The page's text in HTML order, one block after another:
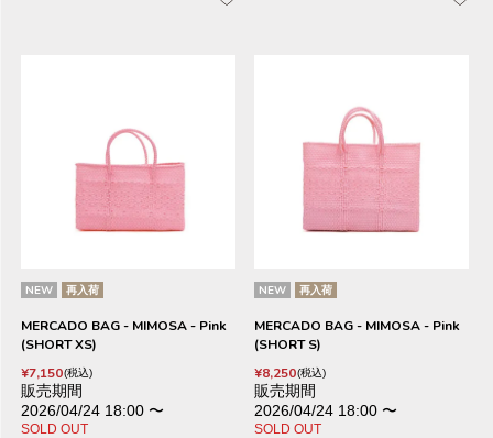
NEW 再入荷
MERCADO BAG - MIMOSA - Pink
(SHORT XS)
¥7,150 税込
販売期間
2026/04/24 18:00 〜
SOLD OUT
NEW 再入荷
MERCADO BAG - MIMOSA - Pink
(SHORT S)
¥8,250 税込
販売期間
2026/04/24 18:00 〜
SOLD OUT